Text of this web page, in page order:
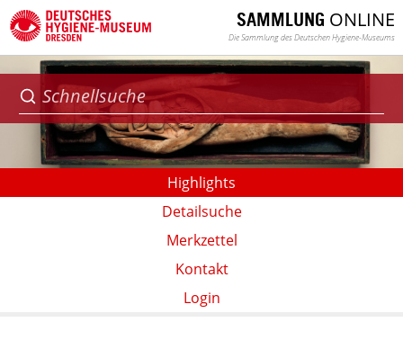
SAMMLUNG ONLINE
Die Sammlung des Deutschen Hygiene-Museums
Highlights
Detailsuche
Merkzettel
Kontakt
Login